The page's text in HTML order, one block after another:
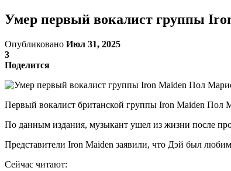
Умер первый вокалист группы
Опубликовано Июл 31, 2025
3
Поделится
Первый вокалист британской группы Iron Maiden Пол
По данным издания, музыкант ушел из жизни после
Представители Iron Maiden заявили, что Дэй был
Сейчас читают: